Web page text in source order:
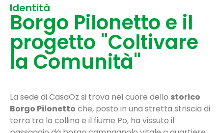
Identità
Borgo Pilonetto e il
progetto "Coltivare
la Comunità"
La sede di CasaOz si trova nel cuore dello storico
Borgo Pilonetto che, posto in una stretta striscia di
terra tra la collina e il fiume Po, ha vissuto il